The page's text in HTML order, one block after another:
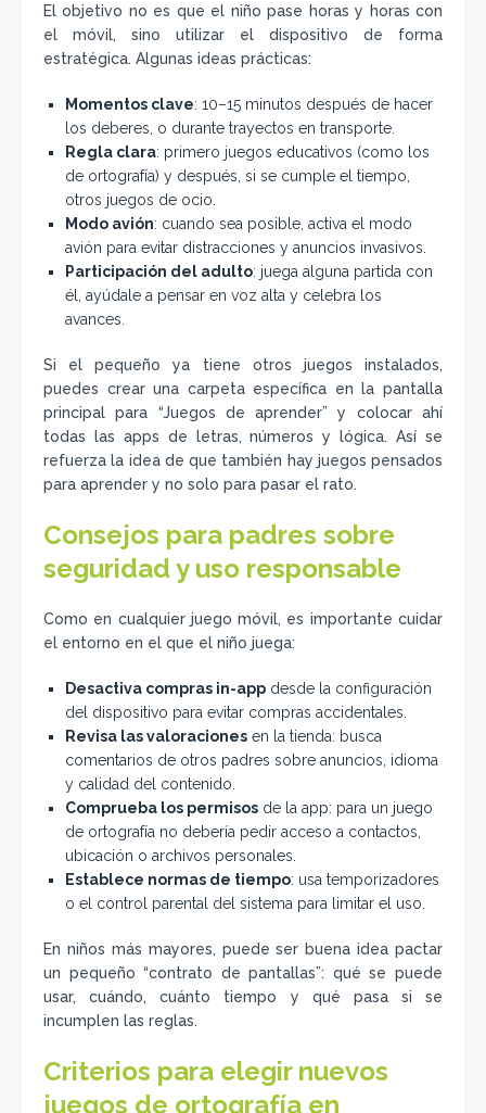
El objetivo no es que el niño pase horas y horas con
el móvil, sino utilizar el dispositivo de forma
estratégica. Algunas ideas prácticas:
Momentos clave: 10–15 minutos después de hacer
los deberes, o durante trayectos en transporte.
Regla clara: primero juegos educativos (como los
de ortografía) y después, si se cumple el tiempo,
otros juegos de ocio.
Modo avión: cuando sea posible, activa el modo
avión para evitar distracciones y anuncios invasivos.
Participación del adulto: juega alguna partida con
él, ayúdale a pensar en voz alta y celebra los
avances.
Si el pequeño ya tiene otros juegos instalados,
puedes crear una carpeta específica en la pantalla
principal para “Juegos de aprender” y colocar ahí
todas las apps de letras, números y lógica. Así se
refuerza la idea de que también hay juegos pensados
para aprender y no solo para pasar el rato.
Consejos para padres sobre
seguridad y uso responsable
Como en cualquier juego móvil, es importante cuidar
el entorno en el que el niño juega:
Desactiva compras in-app desde la configuración
del dispositivo para evitar compras accidentales.
Revisa las valoraciones en la tienda: busca
comentarios de otros padres sobre anuncios, idioma
y calidad del contenido.
Comprueba los permisos de la app: para un juego
de ortografía no debería pedir acceso a contactos,
ubicación o archivos personales.
Establece normas de tiempo: usa temporizadores
o el control parental del sistema para limitar el uso.
En niños más mayores, puede ser buena idea pactar
un pequeño “contrato de pantallas”: qué se puede
usar, cuándo, cuánto tiempo y qué pasa si se
incumplen las reglas.
Criterios para elegir nuevos
juegos de ortografía en